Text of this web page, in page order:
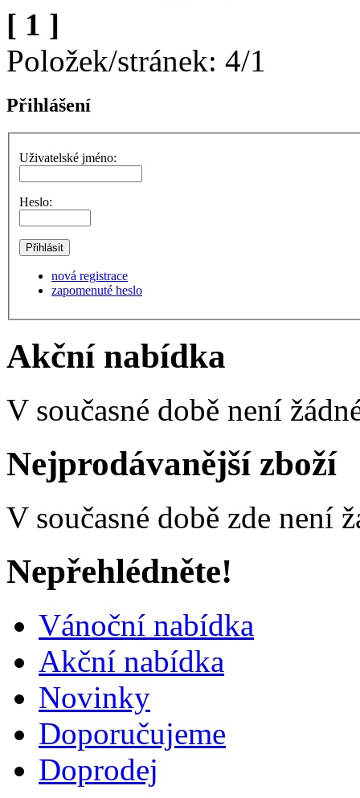
[ 1 ]
Položek/stránek: 4/1
Přihlášení
Uživatelské jméno:
Heslo:
nová registrace
zapomenuté heslo
Akční nabídka
V současné době není
Nejprodávanější zboží
V současné době zde není
Nepřehlédněte!
Vánoční nabídka
Akční nabídka
Novinky
Doporučujeme
Doprodej